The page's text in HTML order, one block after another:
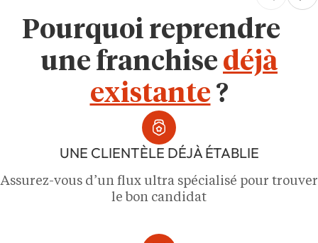
Pourquoi reprendre
une franchise déjà
existante ?
UNE CLIENTÈLE DÉJÀ ÉTABLIE
Assurez-vous d’un flux ultra spécialisé pour trouver
le bon candidat